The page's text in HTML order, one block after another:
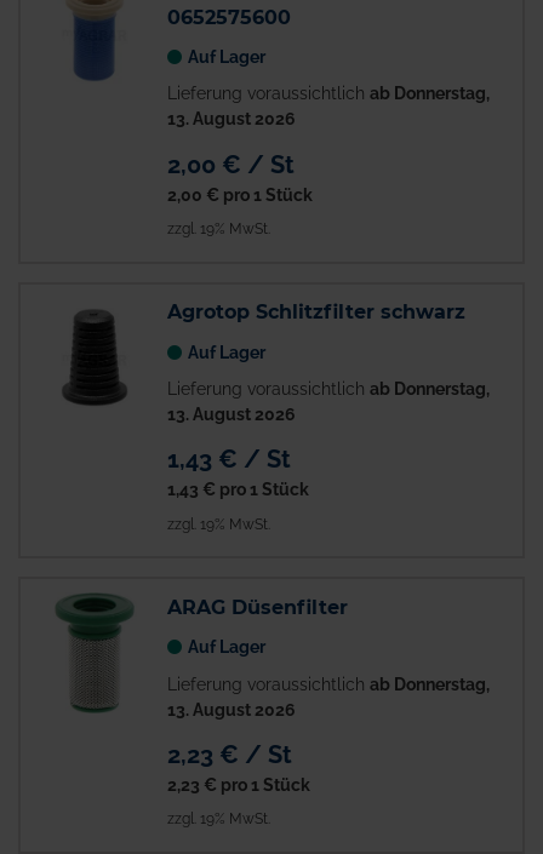
0652575600
Auf Lager
Lieferung voraussichtlich ab Donnerstag,
13. August 2026
2,00 € / St
2,00 € pro 1 Stück
zzgl. 19% MwSt.
Agrotop Schlitzfilter schwarz
Auf Lager
Lieferung voraussichtlich ab Donnerstag,
13. August 2026
1,43 € / St
1,43 € pro 1 Stück
zzgl. 19% MwSt.
ARAG Düsenfilter
Auf Lager
Lieferung voraussichtlich ab Donnerstag,
13. August 2026
2,23 € / St
2,23 € pro 1 Stück
zzgl. 19% MwSt.